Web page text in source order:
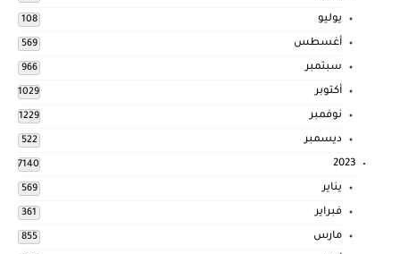
يوليو 108
أغسطس 569
سبتمبر 966
أكتوبر 1029
نوفمبر 1229
ديسمبر 522
2023
7140
يناير 569
فبراير 361
مارس 855